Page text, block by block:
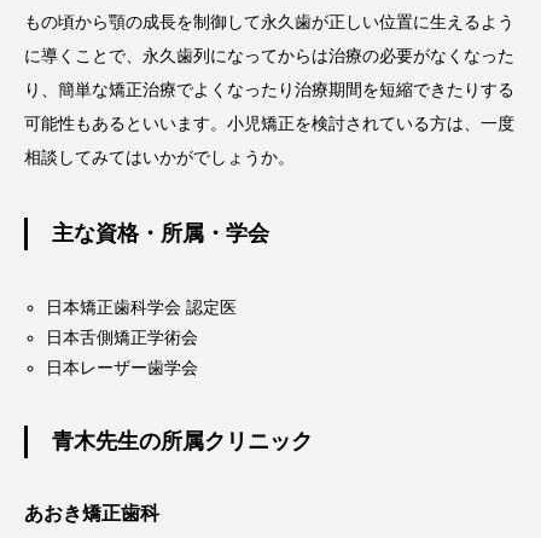
もの頃から顎の成長を制御して永久歯が正しい位置に生えるよう
に導くことで、永久歯列になってからは治療の必要がなくなった
り、簡単な矯正治療でよくなったり治療期間を短縮できたりする
可能性もあるといいます。小児矯正を検討されている方は、一度
相談してみてはいかがでしょうか。
主な資格・所属・学会
日本矯正歯科学会 認定医
日本舌側矯正学術会
日本レーザー歯学会
青木先生の所属クリニック
あおき矯正歯科